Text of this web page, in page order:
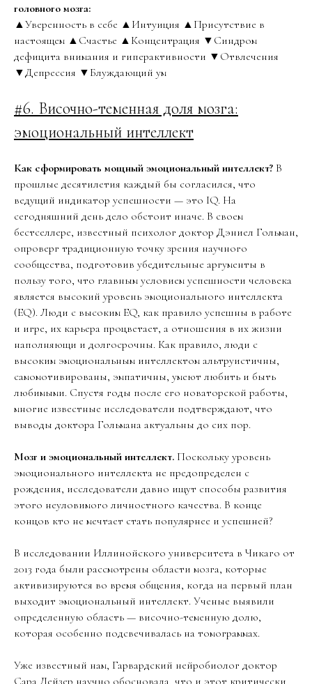
головного мозга:
▲Уверенность в себе ▲Интуиция ▲Присутствие в
настоящем ▲Счастье ▲Концентрация ▼Синдром
дефицита внимания и гиперактивности ▼Отвлечения
▼Депрессия ▼Блуждающий ум
#6. Височно-теменная доля мозга:
эмоциональный интеллект
Как сформировать мощный эмоциональный интеллект? В
прошлые десятилетия каждый бы согласился, что
ведущий индикатор успешности — это IQ. На
сегодняшний день дело обстоит иначе. В своем
бестселлере, известный психолог доктор Дэниел Гольман,
опроверг традиционную точку зрения научного
сообщества, подготовив убедительные аргументы в
пользу того, что главным условием успешности человека
является высокий уровень эмоционального интеллекта
(EQ). Люди с высоким EQ, как правило успешны в работе
и игре, их карьера процветает, а отношения в их жизни
наполняющи и долгосрочны. Как правило, люди с
высоким эмоциональным интеллектом альтруистичны,
самомотивированы, эмпатичны, умеют любить и быть
любимыми. Спустя годы после его новаторской работы,
многие известные исследователи подтверждают, что
выводы доктора Гольмана актуальны до сих пор.
Мозг и эмоциональный интеллект. Поскольку уровень
эмоционального интеллекта не предопределен с
рождения, исследователи давно ищут способы развития
этого неуловимого личностного качества. В конце
концов кто не мечтает стать популярнее и успешней?
В исследовании Иллинойского университета в Чикаго от
2013 года были рассмотрены области мозга, которые
активизируются во время общения, когда на первый план
выходит эмоциональный интеллект. Ученые выявили
определенную область — височно-теменную долю,
которая особенно подсвечивалась на томограммах.
Уже известный нам, Гарвардский нейробиолог доктор
Сара Лейзер научно обосновала, что и этот критически